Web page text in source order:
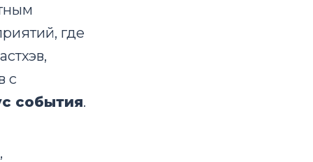
где
с
события.
,